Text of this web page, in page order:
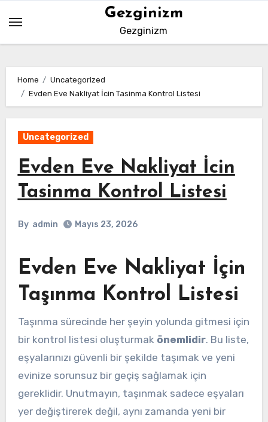
content
Gezginizm
Gezginizm
Home
Uncategorized
Evden Eve Nakliyat İcin Tasinma Kontrol Listesi
Uncategorized
Evden Eve Nakliyat İcin
Tasinma Kontrol Listesi
By admin Mayıs 23, 2026
Evden Eve Nakliyat İçin
Taşınma Kontrol Listesi
Taşınma sürecinde her şeyin yolunda gitmesi için
bir kontrol listesi oluşturmak önemlidir. Bu liste,
eşyalarınızı güvenli bir şekilde taşımak ve yeni
evinize sorunsuz bir geçiş sağlamak için
gereklidir. Unutmayın, taşınmak sadece eşyaları
yer değiştirerek değil, aynı zamanda yeni bir